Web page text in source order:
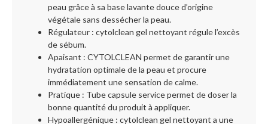
peau grâce à sa base lavante douce d’origine
végétale sans dessécher la peau.
Régulateur : cytolclean gel nettoyant régule l’excès
de sébum.
Apaisant : CYTOLCLEAN permet de garantir une
hydratation optimale de la peau et procure
immédiatement une sensation de calme.
Pratique : Tube capsule service permet de doser la
bonne quantité du produit à appliquer.
Hypoallergénique : cytolclean gel nettoyant a une